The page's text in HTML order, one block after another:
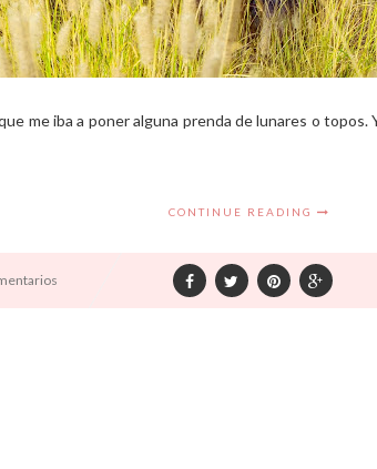
me iba a poner alguna prenda de lunares o
CONTINUE READING